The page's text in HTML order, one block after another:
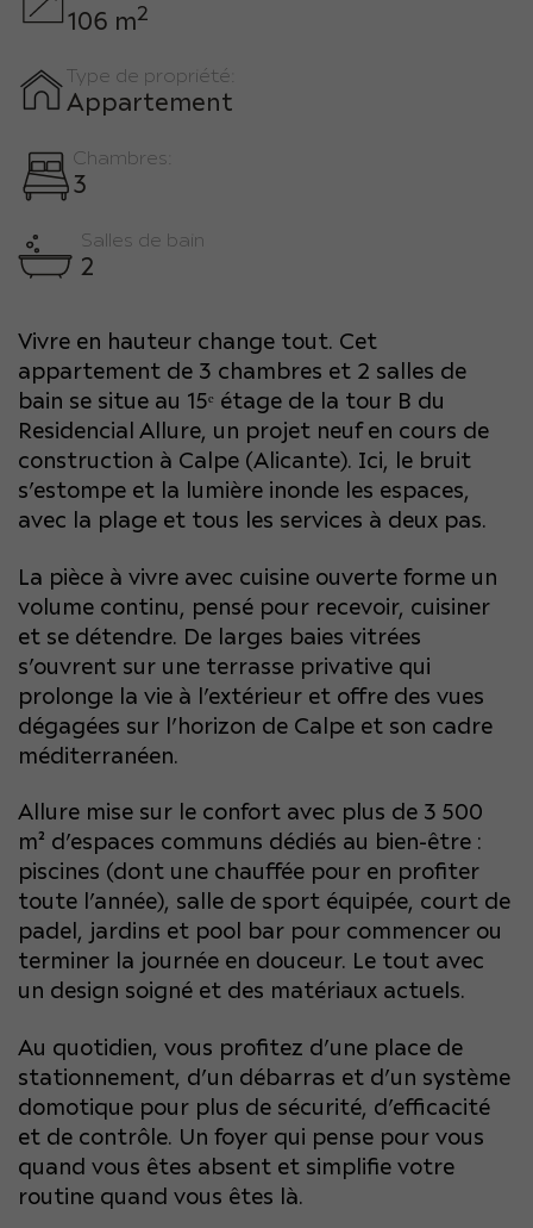
106 m2
Type de propriété:
Appartement
Chambres:
3
Salles de bain
2
Vivre en hauteur change tout. Cet
appartement de 3 chambres et 2 salles de
bain se situe au 15ᵉ étage de la tour B du
Residencial Allure, un projet neuf en cours de
construction à Calpe (Alicante). Ici, le bruit
s’estompe et la lumière inonde les espaces,
avec la plage et tous les services à deux pas.
La pièce à vivre avec cuisine ouverte forme un
volume continu, pensé pour recevoir, cuisiner
et se détendre. De larges baies vitrées
s’ouvrent sur une terrasse privative qui
prolonge la vie à l’extérieur et offre des vues
dégagées sur l’horizon de Calpe et son cadre
méditerranéen.
Allure mise sur le confort avec plus de 3 500
m² d’espaces communs dédiés au bien-être :
piscines (dont une chauffée pour en profiter
toute l’année), salle de sport équipée, court de
padel, jardins et pool bar pour commencer ou
terminer la journée en douceur. Le tout avec
un design soigné et des matériaux actuels.
Au quotidien, vous profitez d’une place de
stationnement, d’un débarras et d’un système
domotique pour plus de sécurité, d’efficacité
et de contrôle. Un foyer qui pense pour vous
quand vous êtes absent et simplifie votre
routine quand vous êtes là.